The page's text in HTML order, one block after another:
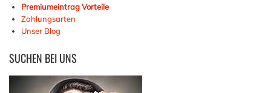
Premiumeintrag Vorteile
Zahlungsarten
Unser Blog
SUCHEN BEI UNS